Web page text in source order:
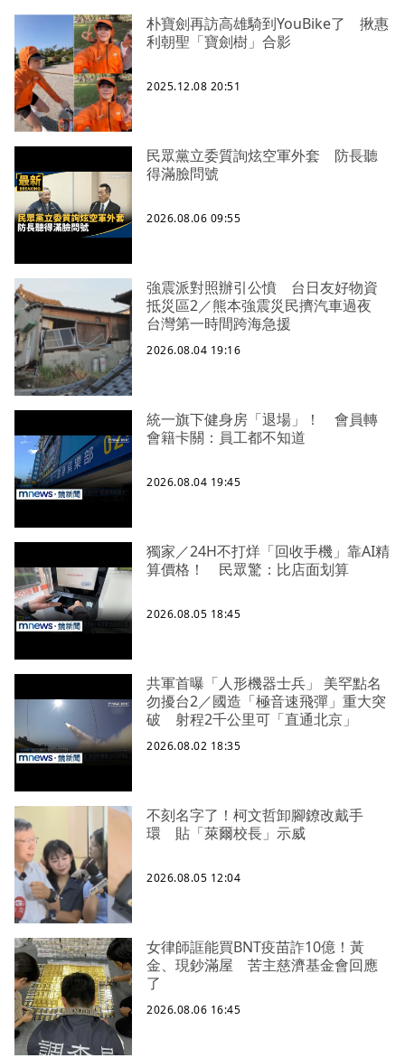
朴寶劍再訪高雄騎到YouBike了 揪惠
利朝聖「寶劍樹」合影
2025.12.08 20:51
民眾黨立委質詢炫空軍外套 防長聽
得滿臉問號
2026.08.06 09:55
強震派對照辦引公憤 台日友好物資
抵災區2／熊本強震災民擠汽車過夜
台灣第一時間跨海急援
2026.08.04 19:16
統一旗下健身房「退場」！ 會員轉
會籍卡關：員工都不知道
2026.08.04 19:45
獨家／24H不打烊「回收手機」靠AI精
算價格！ 民眾驚：比店面划算
2026.08.05 18:45
共軍首曝「人形機器士兵」 美罕點名
勿擾台2／國造「極音速飛彈」重大突
破 射程2千公里可「直通北京」
2026.08.02 18:35
不刻名字了！柯文哲卸腳鐐改戴手
環 貼「萊爾校長」示威
2026.08.05 12:04
女律師誆能買BNT疫苗詐10億！黃
金、現鈔滿屋 苦主慈濟基金會回應
了
2026.08.06 16:45